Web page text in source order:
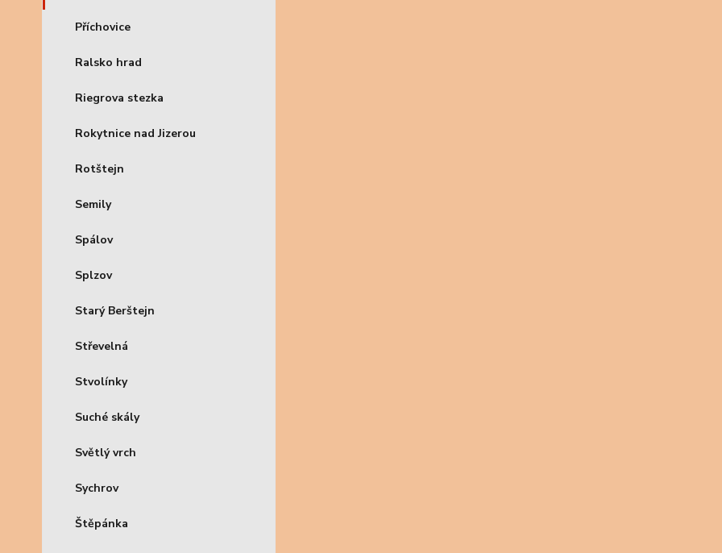
Příchovice
Ralsko hrad
Riegrova stezka
Rokytnice nad Jizerou
Rotštejn
Semily
Spálov
Splzov
Starý Berštejn
Střevelná
Stvolínky
Suché skály
Světlý vrch
Sychrov
Štěpánka